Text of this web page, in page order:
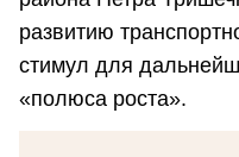
развитию
стимул для
«полюса роста».